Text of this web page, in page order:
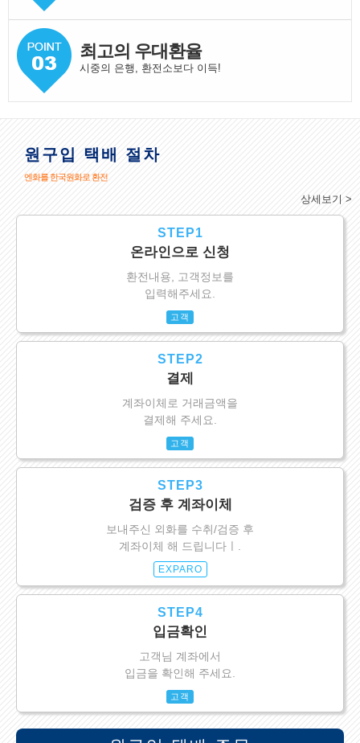
최고의 우대환율
시중의 은행, 환전소보다 이득!
원구입 택배 절차
엔화를 한국원화로 환전
상세보기 >
STEP1
온라인으로 신청
환전내용, 고객정보를
입력해주세요.
고객
STEP2
결제
계좌이체로 거래금액을
결제해 주세요.
고객
STEP3
검증 후 계좌이체
보내주신 외화를 수취/검증 후
계좌이체 해 드립니다ㅣ.
EXPARO
STEP4
입금확인
고객님 계좌에서
입금을 확인해 주세요.
고객